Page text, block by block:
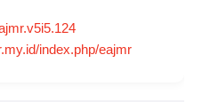
index.php/eajmr